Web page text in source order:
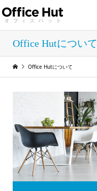
Office Hutについて
Office Hutについて